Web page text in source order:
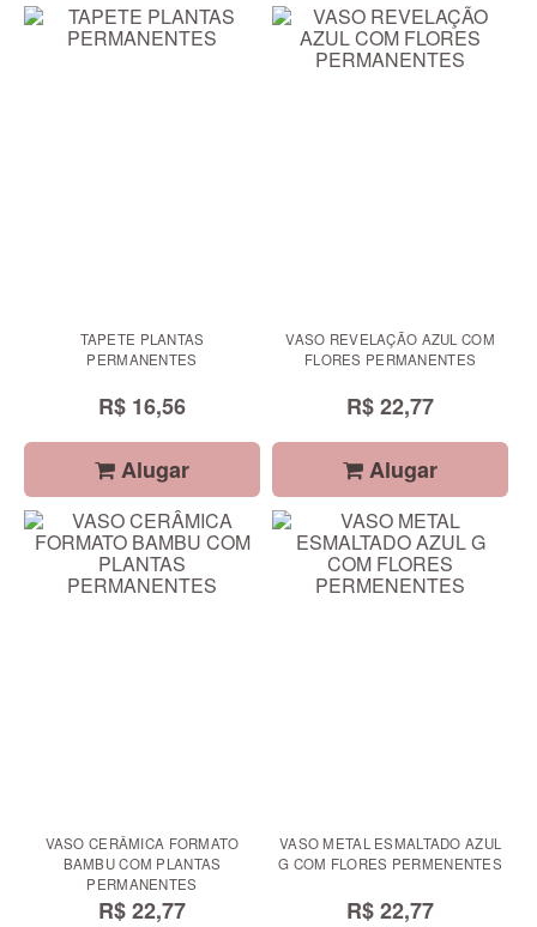
TAPETE PLANTAS
PERMANENTES
R$ 16,56
Alugar
VASO REVELAÇÃO AZUL COM
FLORES PERMANENTES
R$ 22,77
Alugar
VASO CERÂMICA FORMATO
BAMBU COM PLANTAS
PERMANENTES
R$ 22,77
VASO METAL ESMALTADO AZUL
G COM FLORES PERMENENTES
R$ 22,77